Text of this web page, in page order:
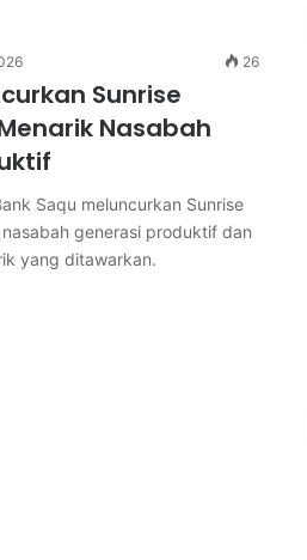
26
Sunrise
Nasabah
Saqu meluncurkan Sunrise
generasi produktif dan
yang ditawarkan.